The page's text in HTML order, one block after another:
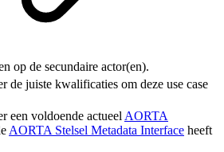
op de secundaire actor(en).
de juiste kwalificaties om deze use case
een voldoende actueel AORTA
AORTA Stelsel Metadata Interface heeft